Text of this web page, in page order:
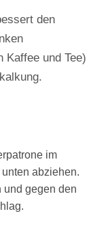
den
Kaffee und Tee)
im
abziehen.
und gegen den